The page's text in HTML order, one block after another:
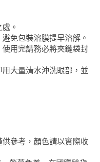
。
免包裝溶膜提早溶解。
用完請務必將夾鏈袋封
大量清水沖洗眼部，並
參考，顏色請以實際收